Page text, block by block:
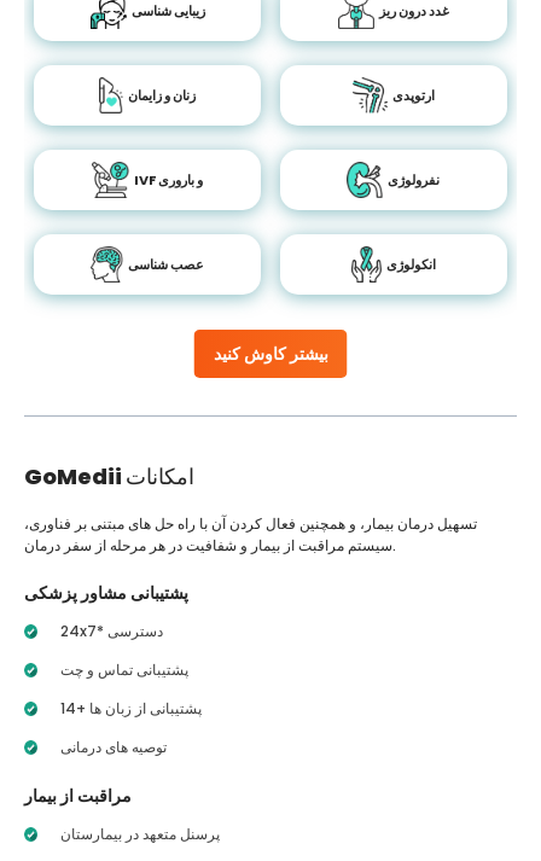
بیشتر کاوش کنید
زیبایی شناسی غدد درون ریز
زنان و زایمان ارتوپدی
IVF و باروری نفرولوژی
عصب شناسی انکولوژی
GoMedii امکانات
تسهیل درمان بیمار، و همچنین فعال کردن آن با راه حل های مبتنی بر فناوری،
سیستم مراقبت از بیمار و شفافیت در هر مرحله از سفر درمان.
پشتیبانی مشاور پزشکی
24x7* دسترسی
پشتیبانی تماس و چت
14+ پشتیبانی از زبان ها
توصیه های درمانی
مراقبت از بیمار
پرسنل متعهد در بیمارستان